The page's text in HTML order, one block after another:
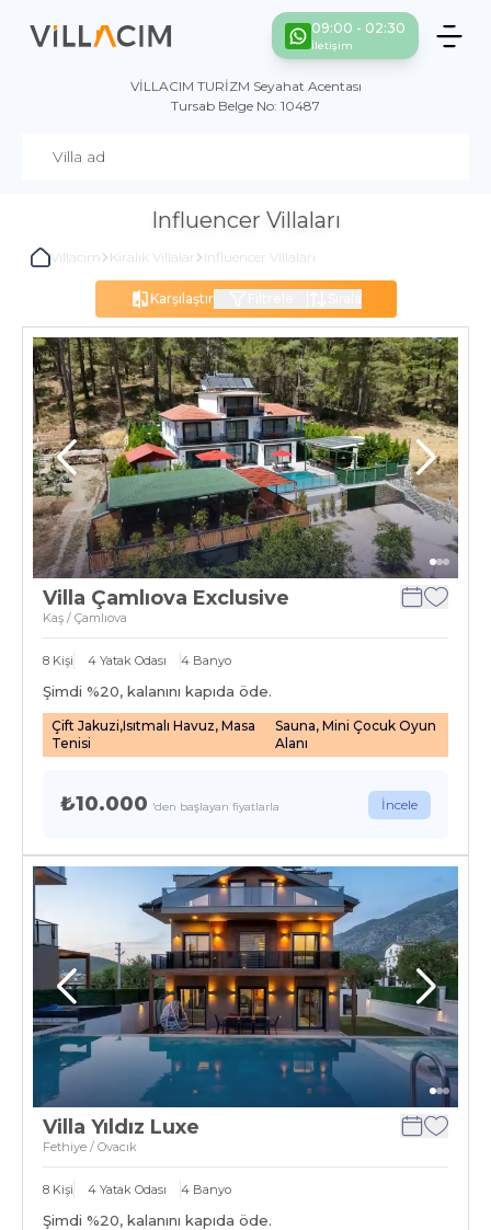
09:00 - 02:30
İletişim
VİLLACIM TURİZM Seyahat Acentası
Tursab Belge No: 10487
Influencer Villaları
Villacım Kiralık Villalar Influencer Villaları
Karşılaştır
Villa Çamlıova Exclusive
Kaş / Çamlıova
8 Kişi 4 Yatak Odası 4 Banyo
Şimdi %20, kalanını kapıda öde.
Çift Jakuzi,Isıtmalı Havuz, Masa
Tenisi
Sauna, Mini Çocuk Oyun
Alanı
₺10.000 'den başlayan fiyatlarla İncele
Villa Yıldız Luxe
Fethiye / Ovacık
8 Kişi 4 Yatak Odası 4 Banyo
Şimdi %20, kalanını kapıda öde.